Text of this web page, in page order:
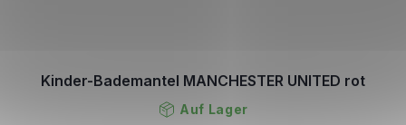
Kinder-Bademantel MANCHESTER UNITED rot
Auf Lager